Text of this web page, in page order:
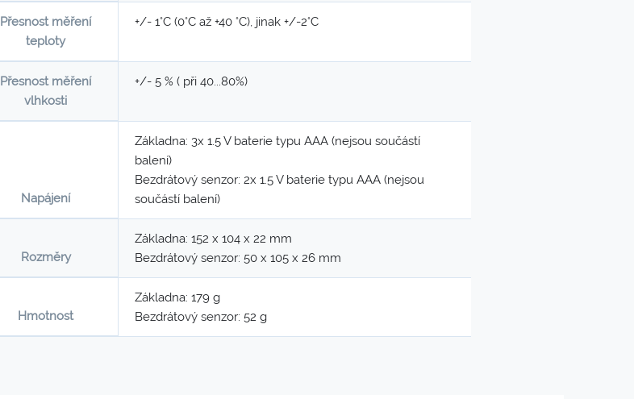
Přesnost měření
teploty
+/- 1°C (0°C až +40 °C), jinak +/-2°C
Přesnost měření
vlhkosti
+/- 5 % ( při 40...80%)
Napájení
Základna: 3x 1.5 V baterie typu AAA (nejsou součástí
balení)
Bezdrátový senzor: 2x 1.5 V baterie typu AAA (nejsou
součástí balení)
Rozměry
Základna: 152 x 104 x 22 mm
Bezdrátový senzor: 50 x 105 x 26 mm
Hmotnost
Základna: 179 g
Bezdrátový senzor: 52 g